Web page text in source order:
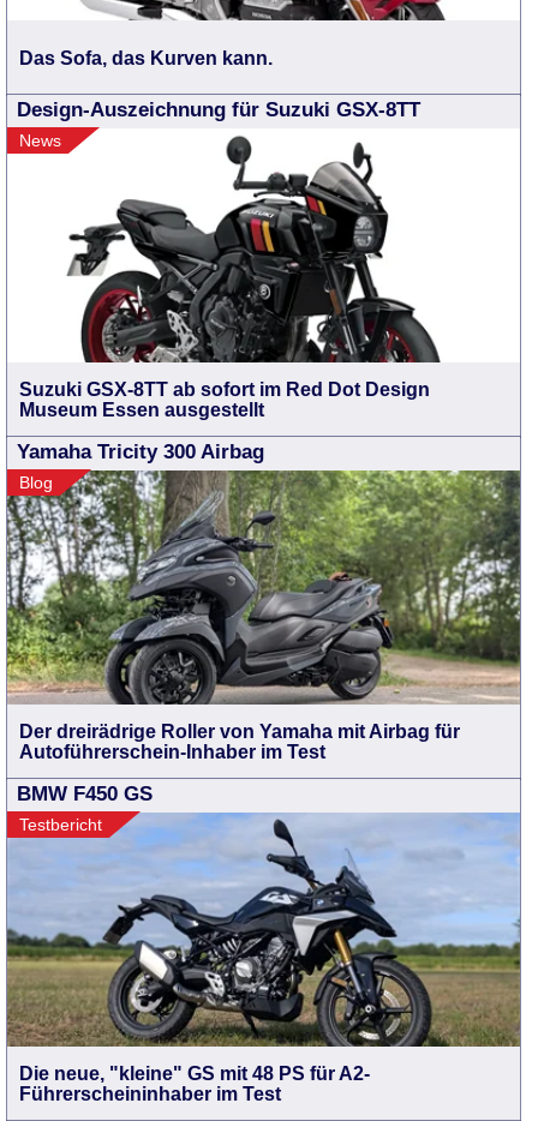
Das Sofa, das Kurven kann.
Design-Auszeichnung für Suzuki GSX-8TT
News
Suzuki GSX-8TT ab sofort im Red Dot Design
Museum Essen ausgestellt
Yamaha Tricity 300 Airbag
Blog
Der dreirädrige Roller von Yamaha mit Airbag für
Autoführerschein-Inhaber im Test
BMW F450 GS
Testbericht
Die neue, "kleine" GS mit 48 PS für A2-
Führerscheininhaber im Test